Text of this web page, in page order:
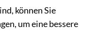
können Sie
um eine bessere